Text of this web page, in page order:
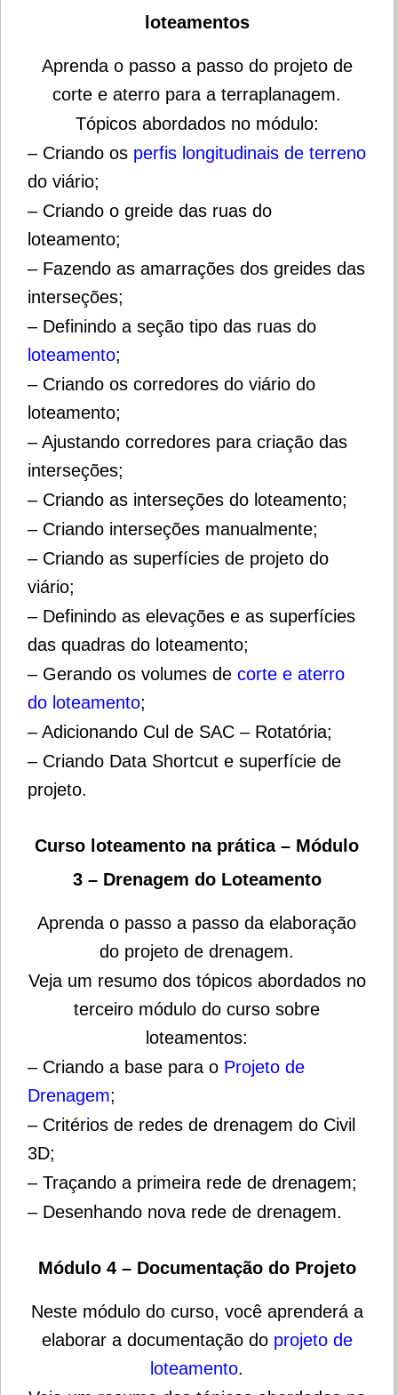
loteamentos
Aprenda o passo a passo do projeto de
corte e aterro para a terraplanagem.
Tópicos abordados no módulo:
– Criando os perfis longitudinais de terreno
do viário;
– Criando o greide das ruas do
loteamento;
– Fazendo as amarrações dos greides das
interseções;
– Definindo a seção tipo das ruas do
loteamento;
– Criando os corredores do viário do
loteamento;
– Ajustando corredores para criação das
interseções;
– Criando as interseções do loteamento;
– Criando interseções manualmente;
– Criando as superfícies de projeto do
viário;
– Definindo as elevações e as superfícies
das quadras do loteamento;
– Gerando os volumes de corte e aterro
do loteamento;
– Adicionando Cul de SAC – Rotatória;
– Criando Data Shortcut e superfície de
projeto.
Curso loteamento na prática – Módulo
3 – Drenagem do Loteamento
Aprenda o passo a passo da elaboração
do projeto de drenagem.
Veja um resumo dos tópicos abordados no
terceiro módulo do curso sobre
loteamentos:
– Criando a base para o Projeto de
Drenagem;
– Critérios de redes de drenagem do Civil
3D;
– Traçando a primeira rede de drenagem;
– Desenhando nova rede de drenagem.
Módulo 4 – Documentação do Projeto
Neste módulo do curso, você aprenderá a
elaborar a documentação do projeto de
loteamento.